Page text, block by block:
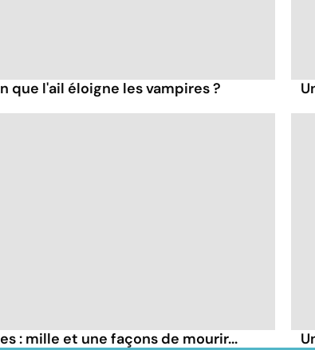
que l'ail éloigne les vampires ?
: mille et une façons de mourir...